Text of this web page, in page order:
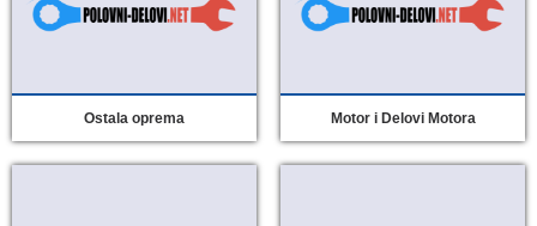
Ostala oprema Motor i Delovi Motora